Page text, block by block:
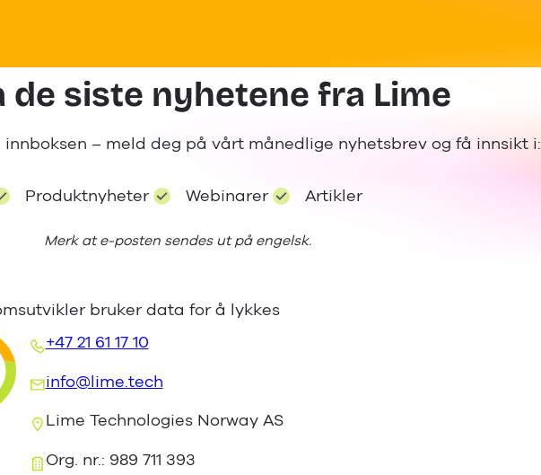
de siste nyhetene fra Lime
– meld deg på vårt månedlige nyhetsbrev og få innsikt i:
Produktnyheter Webinarer Artikler
Merk at e-posten sendes ut på engelsk.
bruker data for å lykkes
+47 21 61 17 10
info@lime.tech
Lime Technologies Norway AS
Org. nr.: 989 711 393